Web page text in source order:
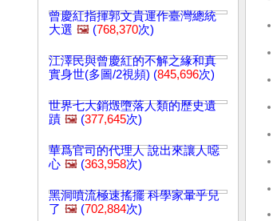
曾慶紅指揮郭文貴運作臺灣總統
大選 🖼️ (768,370次)
江澤民與曾慶紅的不解之緣和真
實身世(多圖/2視頻) (845,696次)
世界七大銷燬墮落人類的歷史遺
蹟 🖼️ (377,645次)
華爲官司的代理人 說出來讓人噁
心 🖼️ (363,958次)
黑洞噴流極速搖擺 科學家暈乎兒
了 🖼️ (702,884次)